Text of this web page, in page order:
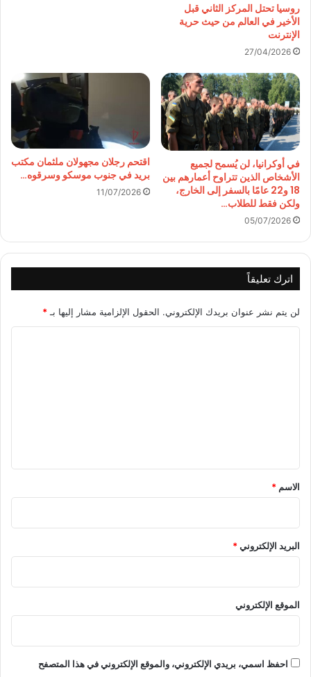
روسيا تحتل المركز الثاني قبل
الأخير في العالم من حيث حرية
الإنترنت
27/04/2026
في أوكرانيا، لن يُسمح لجميع
الأشخاص الذين تتراوح أعمارهم بين
18 و22 عامًا بالسفر إلى الخارج،
ولكن فقط للطلاب…
05/07/2026
اقتحم رجلان مجهولان ملثمان مكتب
بريد في جنوب موسكو وسرقوه…
11/07/2026
اترك تعليقاً
لن يتم نشر عنوان بريدك الإلكتروني. الحقول الإلزامية مشار إليها بـ *
*
الاسم *
البريد الإلكتروني*
الموقع الإلكتروني
احفظ اسمي، بريدي الإلكتروني، والموقع الإلكتروني في هذا المتصفح